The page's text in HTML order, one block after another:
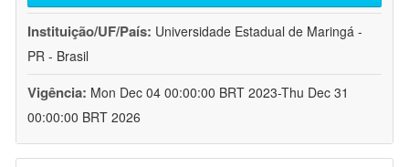
Instituição/UF/País: Universidade Estadual de Maringá -
PR - Brasil
Vigência: Mon Dec 04 00:00:00 BRT 2023-Thu Dec 31
00:00:00 BRT 2026